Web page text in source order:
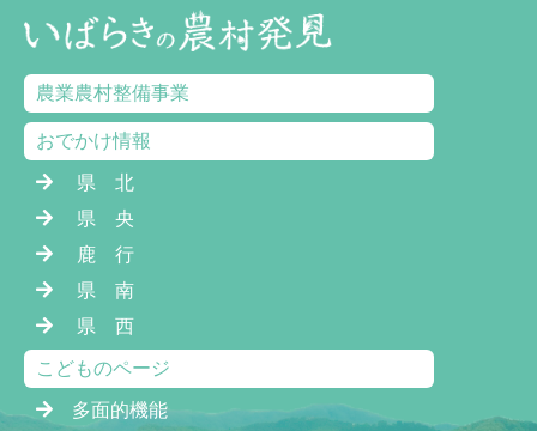
農業農村整備事業
おでかけ情報
県 北
県 央
鹿 行
県 南
県 西
こどものページ
多面的機能